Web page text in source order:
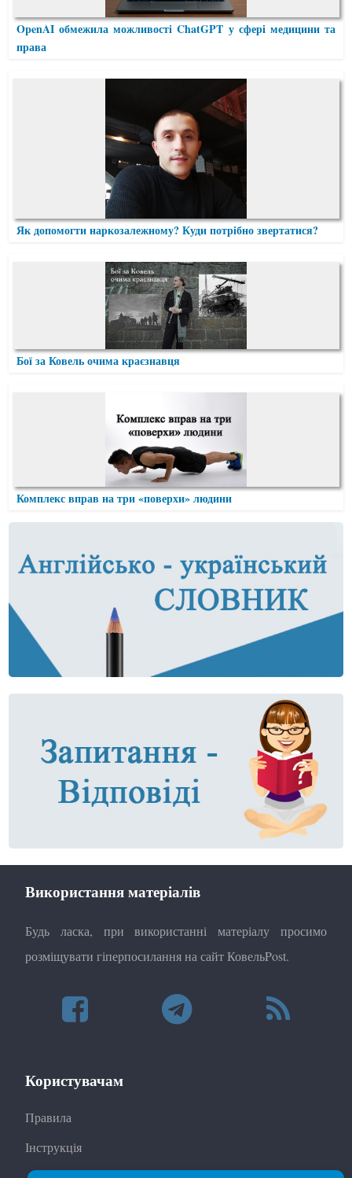
OpenAI обмежила можливості ChatGPT у сфері медицини та
права
Як допомогти наркозалежному? Куди потрібно звертатися?
Бої за Ковель очима краєзнавця
Комплекс вправ на три «поверхи» людини
Використання матеріалів
Будь ласка, при використанні матеріалу просимо
розміщувати гіперпосилання на сайт КовельPost.
Користувачам
Правила
Інструкція